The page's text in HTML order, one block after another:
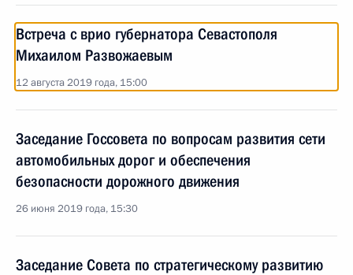
Встреча с врио губернатора Севастополя
Михаилом Развожаевым
12 августа 2019 года, 15:00
Заседание Госсовета по вопросам развития сети
автомобильных дорог и обеспечения
безопасности дорожного движения
26 июня 2019 года, 15:30
Заседание Совета по стратегическому развитию